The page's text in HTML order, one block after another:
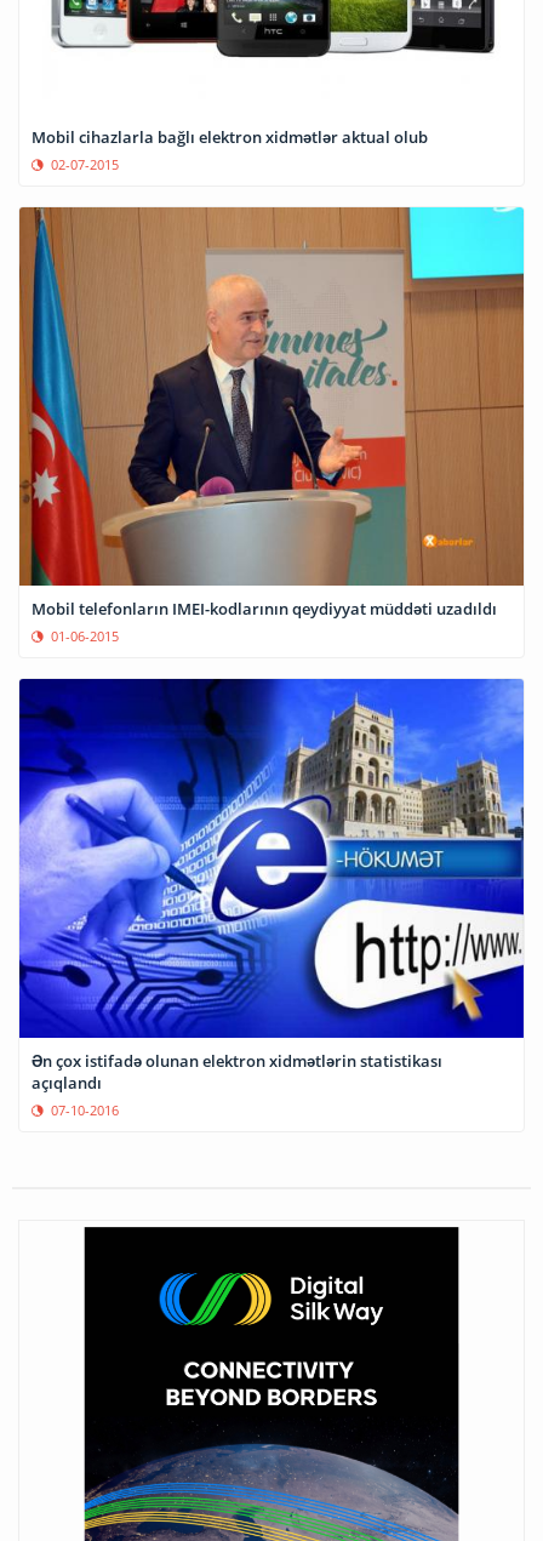
Mobil cihazlarla bağlı elektron xidmətlər aktual olub
02-07-2015
Mobil telefonların IMEI-kodlarının qeydiyyat müddəti uzadıldı
01-06-2015
Ən çox istifadə olunan elektron xidmətlərin statistikası
açıqlandı
07-10-2016